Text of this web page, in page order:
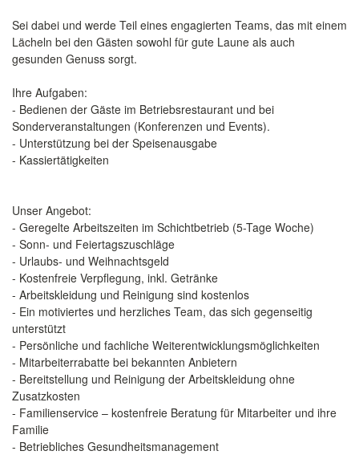
Sei dabei und werde Teil eines engagierten Teams, das mit einem
Lächeln bei den Gästen sowohl für gute Laune als auch
gesunden Genuss sorgt.
Ihre Aufgaben:
- Bedienen der Gäste im Betriebsrestaurant und bei
Sonderveranstaltungen (Konferenzen und Events).
- Unterstützung bei der Speisenausgabe
- Kassiertätigkeiten
Unser Angebot:
- Geregelte Arbeitszeiten im Schichtbetrieb (5-Tage Woche)
- Sonn- und Feiertagszuschläge
- Urlaubs- und Weihnachtsgeld
- Kostenfreie Verpflegung, inkl. Getränke
- Arbeitskleidung und Reinigung sind kostenlos
- Ein motiviertes und herzliches Team, das sich gegenseitig
unterstützt
- Persönliche und fachliche Weiterentwicklungsmöglichkeiten
- Mitarbeiterrabatte bei bekannten Anbietern
- Bereitstellung und Reinigung der Arbeitskleidung ohne
Zusatzkosten
- Familienservice – kostenfreie Beratung für Mitarbeiter und ihre
Familie
- Betriebliches Gesundheitsmanagement